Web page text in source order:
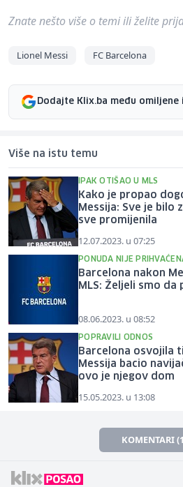
Znate nešto više o temi ili želite
Lionel Messi FC Barcelona
Dodajte Klix.ba među omiljene
Više na istu temu
IPAK OTIŠAO U MLS
Kako je propao
Messija: Sve je bilo
sve promijenila
12.07.2023. u 07:25
PONUDA NIJE
Barcelona nakon
MLS: Željeli smo
08.06.2023. u 08:52
POPRAVILI ODNOS
Barcelona osvojila
Messija bacio
ovo je njegov dom
15.05.2023. u 13:08
KOMENTARI